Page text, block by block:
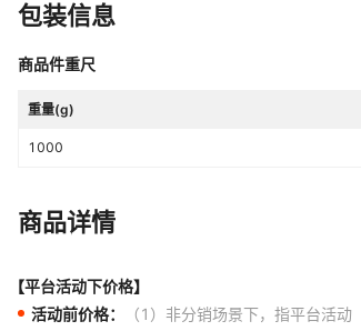
包装信息
商品件重尺
重量(g)
1000
商品详情
【平台活动下价格】
活动前价格：
（1）非分销场景下，指平台活